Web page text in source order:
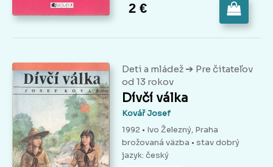
2 €
Deti a mládež ➔ Pre čitateľov
od 13 rokov
Dívčí válka
Kovář Josef
1992 • Ivo Železný, Praha
brožovaná väzba • stav dobrý
jazyk: český